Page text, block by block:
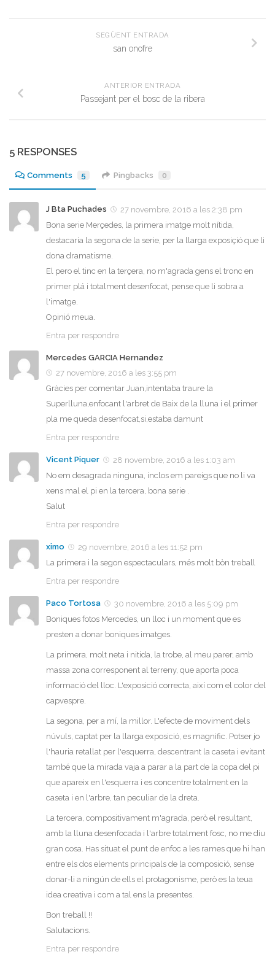
SEGÜENT ENTRADA
san onofre
ANTERIOR ENTRADA
Passejant per el bosc de la ribera
5 RESPONSES
Comments 5 Pingbacks 0
J Bta Puchades
27 novembre, 2016 a les 2:38 pm
Bona serie Merçedes, la primera imatge molt nítida,
destacaría la segona de la serie, per la llarga exposiçió que li
dona dramatisme.
El pero el tinc en la terçera, no m'agrada gens el tronc en
primer plá i totalment desenfocat, pense que li sobra a
l'imatge.
Opinió meua.
Entra per respondre
Mercedes GARCIA Hernandez
27 novembre, 2016 a les 3:55 pm
Gràcies per comentar Juan,intentaba traure la
Superlluna,enfocant l'arbret de Baix de la lluna i el primer
pla me queda desenfocat,si,estaba damunt
Entra per respondre
Vicent Piquer
28 novembre, 2016 a les 1:03 am
No em desagrada ninguna, inclos em pareigs que no li va
xens mal el pi en la tercera, bona serie .
Salut
Entra per respondre
ximo
29 novembre, 2016 a les 11:52 pm
La primera i la segon espectaculars, més molt bòn treball
Entra per respondre
Paco Tortosa
30 novembre, 2016 a les 5:09 pm
Boniques fotos Mercedes, un lloc i un moment que es
presten a donar boniques imatges.
La primera, molt neta i nitida, la trobe, al meu parer, amb
massa zona corresponent al terreny, que aporta poca
informació del lloc. L'exposició correcta, així com el color del
capvespre.
La segona, per a mí, la millor. L'efecte de moviment dels
núvuls, captat per la llarga exposició, es magnific. Potser jo
l'hauria retallat per l'esquerra, descentrant la caseta i evitant
també que la mirada vaja a parar a la part de la copa del pi
que apareix en l'esquerra i es concentre totalment en la
caseta i en l'arbre, tan peculiar de la dreta.
La tercera, compositivament m'agrada, però el resultant,
amb la lluna desenfocada i l'arbre totalment fosc, no me diu
gran cosa. Has situat el punt de enfoc a les rames que hi han
entre els dos elements principals de la composició, sense
donar-li a ningún de ells el protagonisme, però es la teua
idea creativa i com a tal ens la presentes.
Bon treball !!
Salutacions.
Entra per respondre